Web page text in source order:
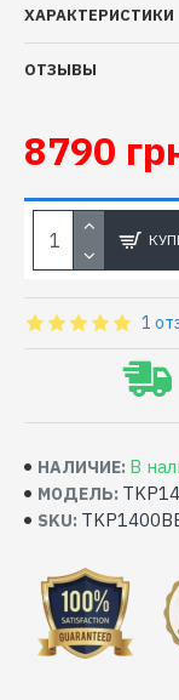
ХАРАКТЕРИСТИКИ
ОТЗЫВЫ
НАЛИЧИЕ: В
МОДЕЛЬ:
SKU:
1
8790